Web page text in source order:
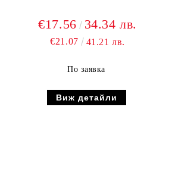
€17.56 34.34 лв.
€21.07 41.21 лв.
По заявка
Виж детайли